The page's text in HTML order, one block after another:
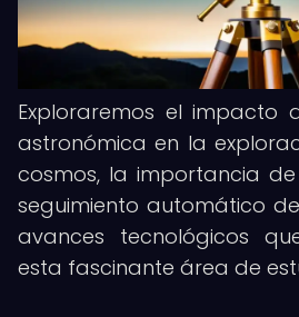
Exploraremos el impacto
astronómica en la
cosmos, la importancia
seguimiento automático
avances tecnológicos
esta fascinante área de